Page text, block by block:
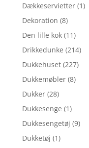
Dækkeservietter (1)
Dekoration (8)
Den lille kok (11)
Drikkedunke (214)
Dukkehuset (227)
Dukkemøbler (8)
Dukker (28)
Dukkesenge (1)
Dukkesengetøj (9)
Dukketøj (1)